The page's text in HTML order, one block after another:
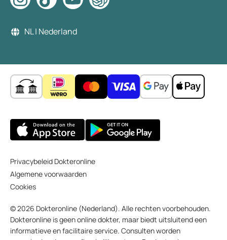
NL | Nederland
Privacybeleid Dokteronline
Algemene voorwaarden
Cookies
© 2026 Dokteronline (Nederland). Alle rechten voorbehouden.
Dokteronline is geen online dokter, maar biedt uitsluitend een
informatieve en facilitaire service. Consulten worden